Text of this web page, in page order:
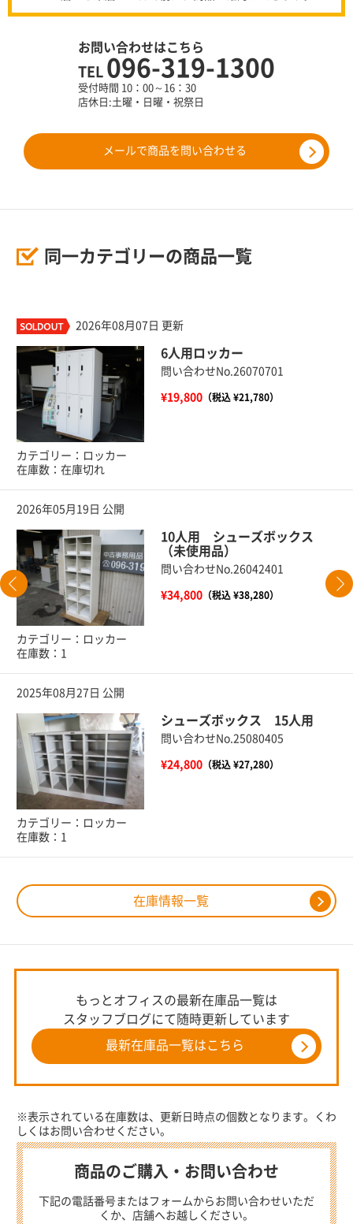
お問い合わせはこちら
TEL 096-319-1300
受付時間 10：00～16：30
店休日:土曜・日曜・祝祭日
メールで商品を問い合わせる
同一カテゴリーの商品一覧
在庫情報一覧
2026年08月07日 更新
6人用ロッカー
問い合わせNo.26070701
¥19,800（税込 ¥21,780）
カテゴリー：ロッカー
在庫数：在庫切れ
2026年05月19日 公開
10人用 シューズボックス
（未使用品）
問い合わせNo.26042401
¥34,800（税込 ¥38,280）
カテゴリー：ロッカー
在庫数：1
2025年08月27日 公開
シューズボックス 15人用
問い合わせNo.25080405
¥24,800（税込 ¥27,280）
カテゴリー：ロッカー
在庫数：1
もっとオフィスの最新在庫品一覧は
スタッフブログにて随時更新しています
最新在庫品一覧はこちら
※表示されている在庫数は、更新日時点の個数となります。くわ
しくはお問い合わせください。
商品のご購入・お問い合わせ
下記の電話番号またはフォームからお問い合わせいただ
くか、店舗へお越しください。